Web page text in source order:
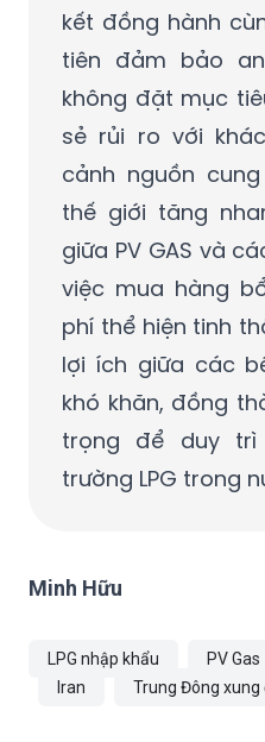
kết đồng hành
tiên đảm bảo
không đặt mục
sẻ rủi ro với
cảnh nguồn
thế giới tăng
giữa PV GAS và
việc mua hàng
phí thể hiện tinh
lợi ích giữa các
khó khăn, đồng
trọng để duy
trường LPG trong
Minh Hữu
LPG nhập khẩu PV Gas
Iran
Trung Đông xung